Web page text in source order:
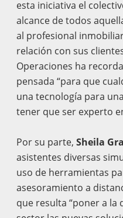
esta iniciativa el
alcance de todos
al profesional
relación con sus
Operaciones ha
pensada “para que
una tecnología para
tener que ser experto
Por su parte, Sheila
asistentes diversas
uso de herramientas
asesoramiento a
que resulta “poner a la